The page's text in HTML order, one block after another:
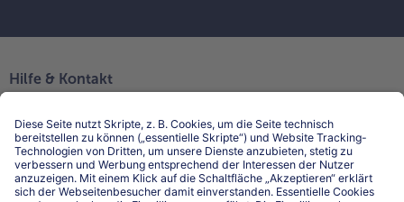
Hilfe & Kontakt
Kontakt
FAQ